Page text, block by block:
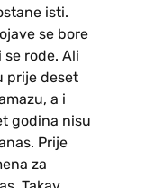
isti.
se bore
rode. Ali
prije deset
a i
godina nisu
Prije
za